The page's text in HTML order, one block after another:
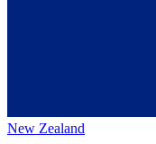
New Zealand